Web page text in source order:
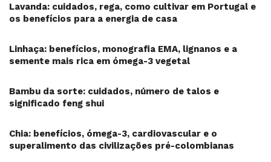
Lavanda: cuidados, rega, como cultivar em Portugal e
os benefícios para a energia de casa
Linhaça: benefícios, monografia EMA, lignanos e a
semente mais rica em ómega-3 vegetal
Bambu da sorte: cuidados, número de talos e
significado feng shui
Chia: benefícios, ómega-3, cardiovascular e o
superalimento das civilizações pré-colombianas